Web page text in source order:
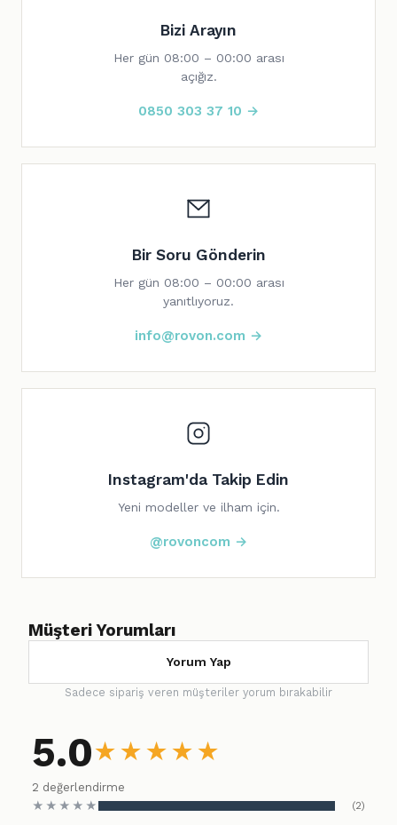
Bizi Arayın
Her gün 08:00 – 00:00 arası
açığız.
0850 303 37 10 →
Bir Soru Gönderin
Her gün 08:00 – 00:00 arası
yanıtlıyoruz.
info@rovon.com →
Instagram'da Takip Edin
Yeni modeller ve ilham için.
@rovoncom →
Müşteri Yorumları
Yorum Yap
Sadece sipariş veren müşteriler yorum bırakabilir
5.0★ ★ ★ ★ ★
2 değerlendirme
★ ★ ★ ★ ★ (2)